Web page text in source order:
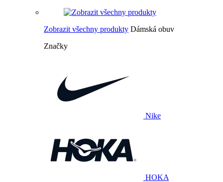
Zobrazit všechny produkty Dámská obuv
Značky
Nike
HOKA